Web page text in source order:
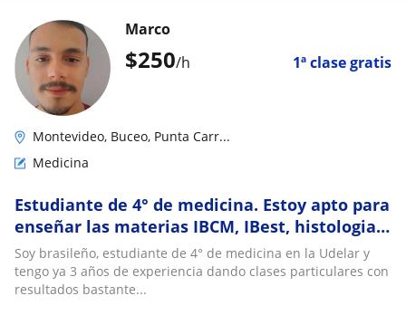
$250/h 1ª clase gratis
Marco
Montevideo, Buceo, Punta Carr...
Medicina
Estudiante de 4° de medicina. Estoy apto para
enseñar las materias IBCM, IBest, histologia y
anatomia
Soy brasileño, estudiante de 4° de medicina en la Udelar y
tengo ya 3 años de experiencia dando clases particulares con
resultados bastante...